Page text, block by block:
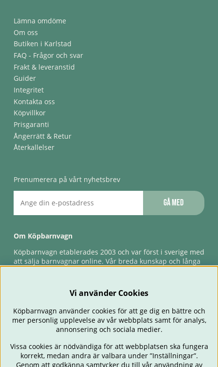
Lämna omdöme
Om oss
Butiken i Karlstad
FAQ - Frågor och svar
Frakt & leveranstid
Guider
Integritet
Kontakta oss
Köpvillkor
Prisgaranti
Ångerrätt & Retur
Återkallelser
Prenumerera på vårt nyhetsbrev
Gå med
Om Köpbarnvagn
Köpbarnvagn etablerades 2003 och var först i sverige med
att sälja barnvagnar online. Vår breda kunskap och långa
förlossningsgaranti & förlängd ångerrätt.
Vi använder Cookies
Köpbarnvagn använder cookies för att ge dig en bättre och
mer personlig upplevelse av vår webbplats samt för analys,
annonsering och sociala medier.
Vissa cookies är nödvändiga för att webbplatsen ska fungera
korrekt, medan andra är valbara under ”Inställningar”.
Genom att godkänna samtycker du till vår användning av